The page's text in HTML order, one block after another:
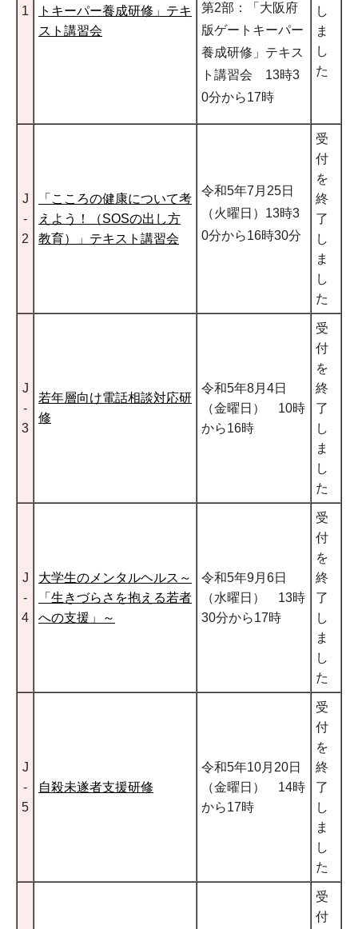
1
トキーパー養成研修」テキ
スト講習会
第2部：「大阪府
版ゲートキーパー
養成研修」テキス
ト講習会 13時3
0分から17時
し
ま
し
た
J
-
2
「こころの健康について考
えよう！（SOSの出し方
教育）」テキスト講習会
令和5年7月25日
（火曜日）13時3
0分から16時30分
受
付
を
終
了
し
ま
し
た
J
-
3
若年層向け電話相談対応研
修
令和5年8月4日
（金曜日） 10時
から16時
受
付
を
終
了
し
ま
し
た
J
-
4
大学生のメンタルヘルス～
「生きづらさを抱える若者
への支援」～
令和5年9月6日
（水曜日） 13時
30分から17時
受
付
を
終
了
し
ま
し
た
J
-
5
自殺未遂者支援研修
令和5年10月20日
（金曜日） 14時
から17時
受
付
を
終
了
し
ま
し
た
受
付